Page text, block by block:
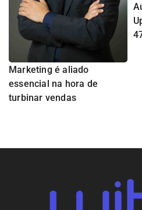
Marketing é aliado
essencial na hora de
turbinar vendas